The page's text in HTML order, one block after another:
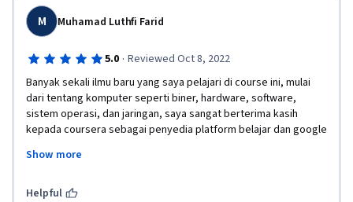
M Muhamad Luthfi Farid
5.0 · Reviewed Oct 8, 2022
Banyak sekali ilmu baru yang saya pelajari di course ini, mulai
dari tentang komputer seperti biner, hardware, software,
sistem operasi, dan jaringan, saya sangat berterima kasih
kepada coursera sebagai penyedia platform belajar dan google
saling berkesinambungan antara satu dan lainnya, jadi harus
pertama saya belajar online di coursera, jadi saya tidak akan
Show more
Helpful